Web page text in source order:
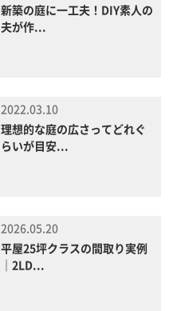
新築の庭に一工夫！DIY素人の
夫が作...
2022.03.10
理想的な庭の広さってどれぐ
らいが目安...
2026.05.20
平屋25坪クラスの間取り実例
｜2LD...